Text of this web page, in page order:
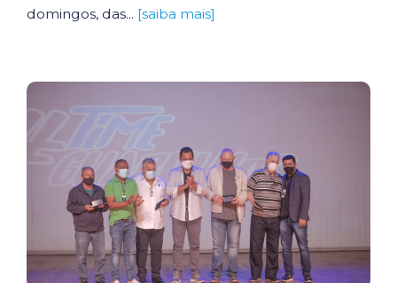
domingos, das... [saiba mais]